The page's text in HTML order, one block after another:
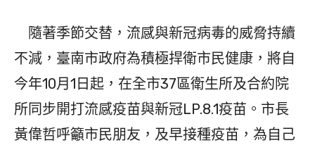
隨著季節交替，流感與新冠病毒的威脅持續
不減，臺南市政府為積極捍衛市民健康，將自
今年10月1日起，在全市37區衛生所及合約院
所同步開打流感疫苗與新冠LP.8.1疫苗。市長
黃偉哲呼籲市民朋友，及早接種疫苗，為自己